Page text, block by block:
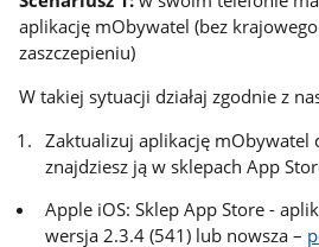
aplikację mObywatel (bez
zaszczepieniu)
W takiej sytuacji działaj zgodnie z
Zaktualizuj aplikację mObywatel
znajdziesz ją w sklepach App
Apple iOS: Sklep App Store -
wersja 2.3.4 (541) lub nowsza –